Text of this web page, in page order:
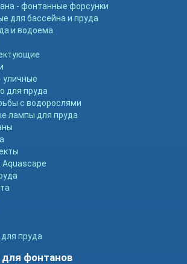
- фонтанные форсунки
для бассейна и пруда
и водоема
уличные
для пруда
с водорослями
лампы для пруда
пруда
фонтанов